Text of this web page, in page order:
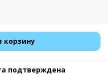
корзину
подтверждена